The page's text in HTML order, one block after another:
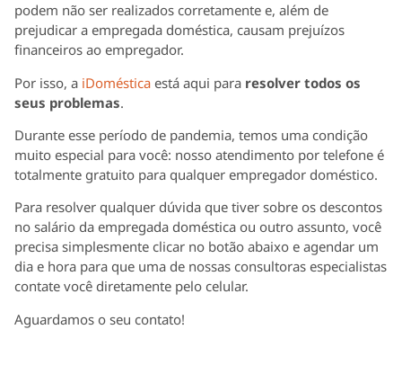
podem não ser realizados corretamente e, além de
prejudicar a empregada doméstica, causam prejuízos
financeiros ao empregador.
Por isso, a iDoméstica está aqui para resolver todos os
seus problemas.
Durante esse período de pandemia, temos uma condição
muito especial para você: nosso atendimento por telefone é
totalmente gratuito para qualquer empregador doméstico.
Para resolver qualquer dúvida que tiver sobre os descontos
no salário da empregada doméstica ou outro assunto, você
precisa simplesmente clicar no botão abaixo e agendar um
dia e hora para que uma de nossas consultoras especialistas
contate você diretamente pelo celular.
Aguardamos o seu contato!